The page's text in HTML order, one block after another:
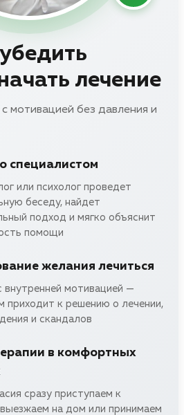
лечение
мотивацией без давления и
специалистом
или психолог проведет
беседу, найдет
подход и мягко объяснит
помощи
желания лечиться
внутренней мотивацией —
приходит к решению о лечении,
и скандалов
в комфортных
сразу приступаем к
на дом или принимаем